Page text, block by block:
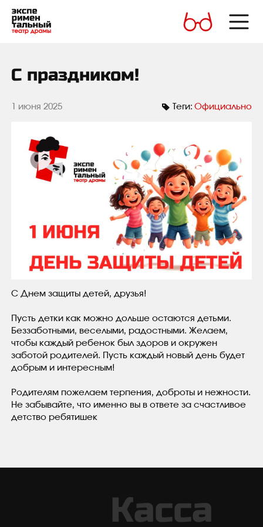
С праздником!
1 июня 2025 Теги: Официально
С Днем защиты детей, друзья!
Пусть детки как можно дольше остаются детьми.
Беззаботными, веселыми, радостными. Желаем,
чтобы каждый ребенок был здоров и окружен
заботой родителей. Пусть каждый новый день будет
добрым и интересным!
Родителям пожелаем терпения, доброты и нежности.
Не забывайте, что именно вы в ответе за счастливое
детство ребятишек
Касса